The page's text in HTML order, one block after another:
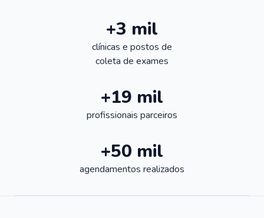
+3 mil
clínicas e postos de
coleta de exames
+19 mil
profissionais parceiros
+50 mil
agendamentos realizados